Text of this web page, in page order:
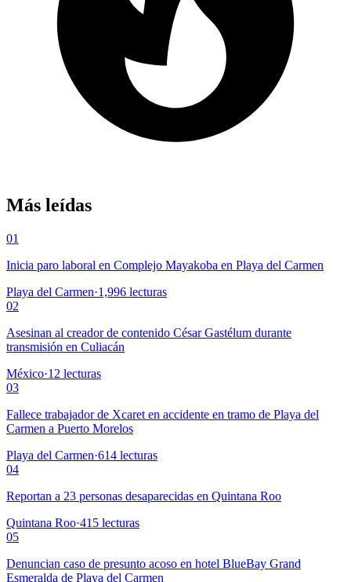
Más leídas
01
Inicia paro laboral en Complejo Mayakoba en Playa del Carmen
Playa del Carmen·1,996 lecturas
02
Asesinan al creador de contenido César Gastélum durante
transmisión en Culiacán
México·12 lecturas
03
Fallece trabajador de Xcaret en accidente en tramo de Playa del
Carmen a Puerto Morelos
Playa del Carmen·614 lecturas
04
Reportan a 23 personas desaparecidas en Quintana Roo
Quintana Roo·415 lecturas
05
Denuncian caso de presunto acoso en hotel BlueBay Grand
Esmeralda de Playa del Carmen